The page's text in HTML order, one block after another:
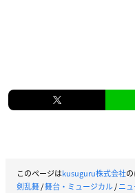
このページはkusuguru株式会社
剣乱舞/舞台・ミュージカル/ニ